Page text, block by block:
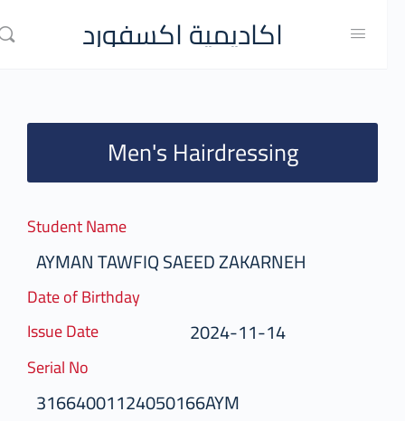
اكاديمية اكسفورد
Men's Hairdressing
Student Name
AYMAN TAWFIQ SAEED ZAKARNEH
Date of Birthday
Issue Date
2024-11-14
Serial No
31664001124050166AYM